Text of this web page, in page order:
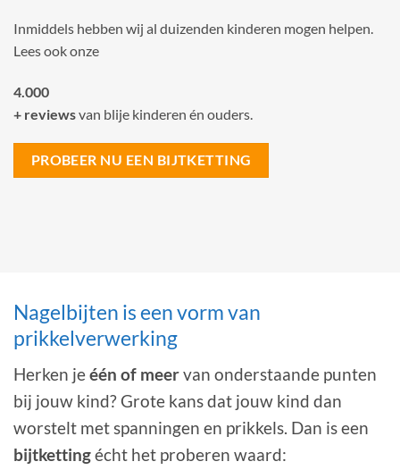
Inmiddels hebben wij al duizenden kinderen mogen helpen.
Lees ook onze
4.000
+ reviewsvan blije kinderen én ouders.
PROBEER NU EEN BIJTKETTING
Nagelbijten is een vorm van
prikkelverwerking
Herken jeéén of meervan onderstaande punten
bij jouw kind? Grote kans dat jouw kind dan
worstelt met spanningen en prikkels. Dan is een
bijtkettingécht het proberen waard: